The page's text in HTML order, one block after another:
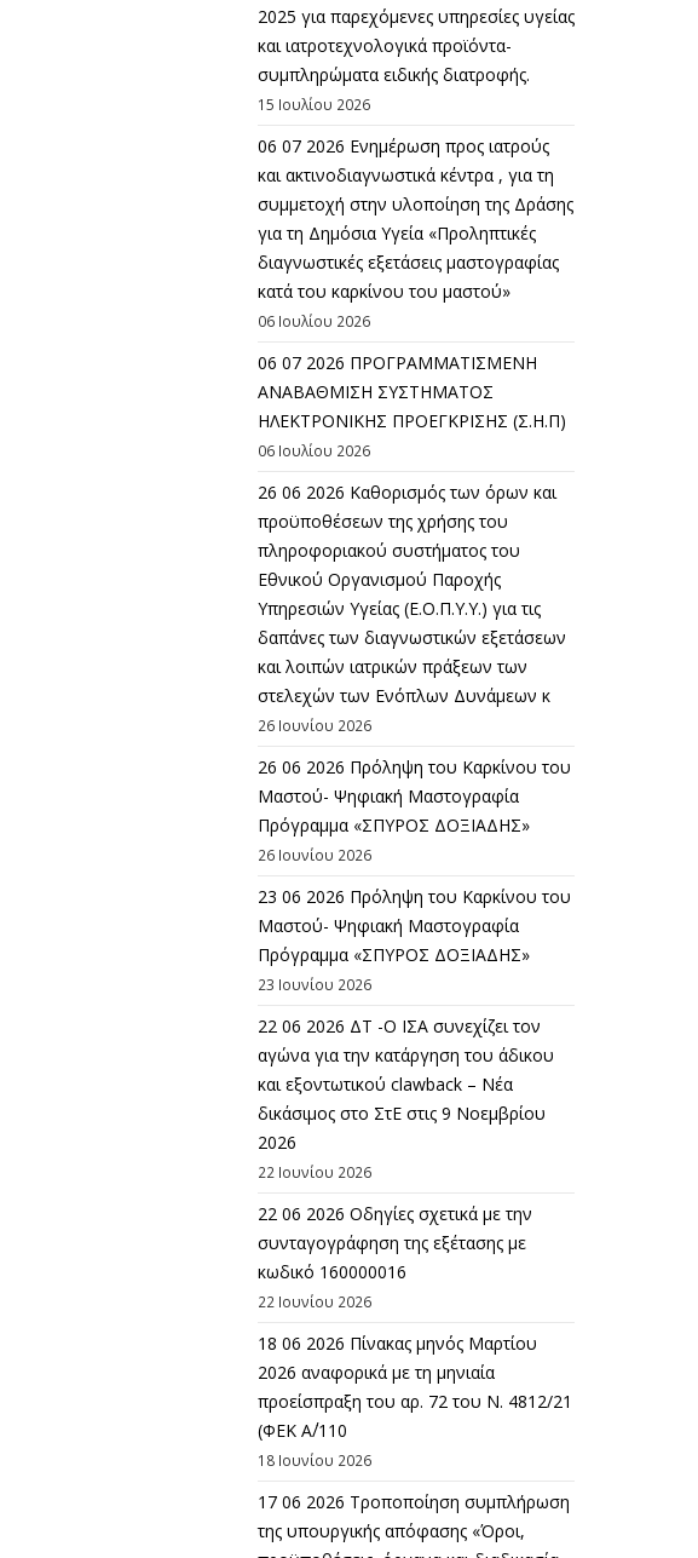
2025 για παρεχόμενες υπηρεσίες υγείας
και ιατροτεχνολογικά προϊόντα-
συμπληρώματα ειδικής διατροφής.
15 Ιουλίου 2026
06 07 2026 Eνημέρωση προς ιατρούς
και ακτινοδιαγνωστικά κέντρα , για τη
συμμετοχή στην υλοποίηση της Δράσης
για τη Δημόσια Υγεία «Προληπτικές
διαγνωστικές εξετάσεις μαστογραφίας
κατά του καρκίνου του μαστού»
06 Ιουλίου 2026
06 07 2026 ΠΡΟΓΡΑΜΜΑΤΙΣΜΕΝΗ
ΑΝΑΒΑΘΜΙΣΗ ΣΥΣΤΗΜΑΤΟΣ
ΗΛΕΚΤΡΟΝΙΚΗΣ ΠΡΟΕΓΚΡΙΣΗΣ (Σ.Η.Π)
06 Ιουλίου 2026
26 06 2026 Καθορισμός των όρων και
προϋποθέσεων της χρήσης του
πληροφοριακού συστήματος του
Εθνικού Οργανισμού Παροχής
Υπηρεσιών Υγείας (Ε.Ο.Π.Υ.Υ.) για τις
δαπάνες των διαγνωστικών εξετάσεων
και λοιπών ιατρικών πράξεων των
στελεχών των Ενόπλων Δυνάμεων κ
26 Ιουνίου 2026
26 06 2026 Πρόληψη του Καρκίνου του
Μαστού- Ψηφιακή Μαστογραφία
Πρόγραμμα «ΣΠΥΡΟΣ ΔΟΞΙΑΔΗΣ»
26 Ιουνίου 2026
23 06 2026 Πρόληψη του Καρκίνου του
Μαστού- Ψηφιακή Μαστογραφία
Πρόγραμμα «ΣΠΥΡΟΣ ΔΟΞΙΑΔΗΣ»
23 Ιουνίου 2026
22 06 2026 ΔΤ -Ο ΙΣΑ συνεχίζει τον
αγώνα για την κατάργηση του άδικου
και εξοντωτικού clawback – Νέα
δικάσιμος στο ΣτΕ στις 9 Νοεμβρίου
2026
22 Ιουνίου 2026
22 06 2026 Οδηγίες σχετικά με την
συνταγογράφηση της εξέτασης με
κωδικό 160000016
22 Ιουνίου 2026
18 06 2026 Πίνακας μηνός Μαρτίου
2026 αναφορικά με τη μηνιαία
προείσπραξη του αρ. 72 του Ν. 4812/21
(ΦΕΚ Α΄/110
18 Ιουνίου 2026
17 06 2026 Τροποποίηση συμπλήρωση
της υπουργικής απόφασης «Όροι,